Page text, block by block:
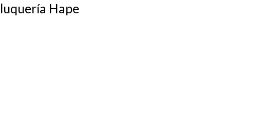
Hape